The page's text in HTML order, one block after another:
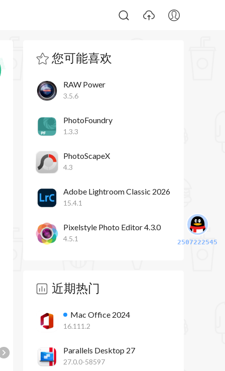
您可能喜欢
RAW Power
3.5.6
PhotoFoundry
1.3.3
PhotoScapeX
4.3
Adobe Lightroom Classic 2026
15.4.1
Pixelstyle Photo Editor 4.3.0
4.5.1
近期热门
Mac Office 2024
16.111.2
Parallels Desktop 27
27.0.0-58597
2507222545